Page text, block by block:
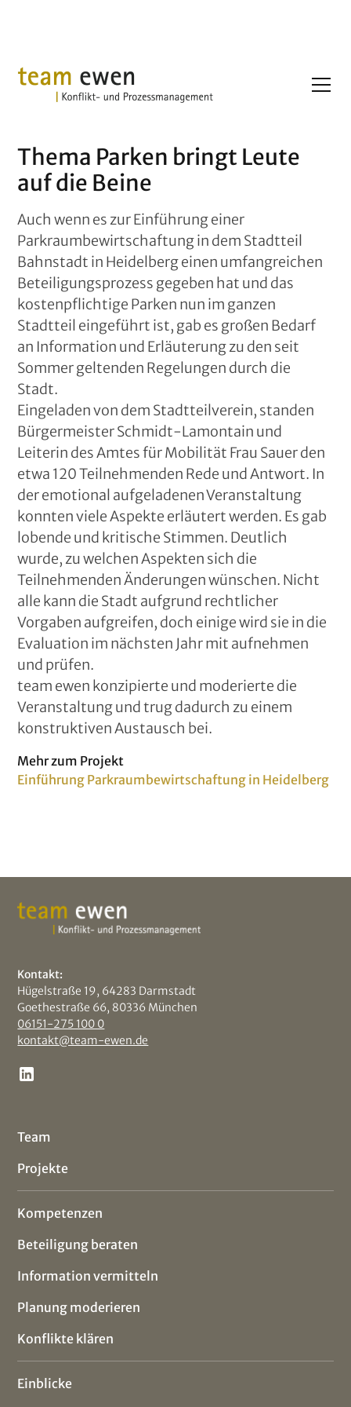
Thema Parken bringt Leute
auf die Beine
Auch wenn es zur Einführung einer
Parkraumbewirtschaftung in dem Stadtteil
Bahnstadt in Heidelberg einen umfangreichen
Beteiligungsprozess gegeben hat und das
kostenpflichtige Parken nun im ganzen
Stadtteil eingeführt ist, gab es großen Bedarf
an Information und Erläuterung zu den seit
Sommer geltenden Regelungen durch die
Stadt.
Eingeladen von dem Stadtteilverein, standen
Bürgermeister Schmidt-Lamontain und
Leiterin des Amtes für Mobilität Frau Sauer den
etwa 120 Teilnehmenden Rede und Antwort. In
der emotional aufgeladenen Veranstaltung
konnten viele Aspekte erläutert werden. Es gab
lobende und kritische Stimmen. Deutlich
wurde, zu welchen Aspekten sich die
Teilnehmenden Änderungen wünschen. Nicht
alle kann die Stadt aufgrund rechtlicher
Vorgaben aufgreifen, doch einige wird sie in die
Evaluation im nächsten Jahr mit aufnehmen
und prüfen.
team ewen konzipierte und moderierte die
Veranstaltung und trug dadurch zu einem
konstruktiven Austausch bei.
Mehr zum Projekt
Einführung Parkraumbewirtschaftung in Heidelberg
Kontakt:
Hügelstraße 19, 64283 Darmstadt
Goethestraße 66, 80336 München
06151-275 100 0
kontakt@team-ewen.de
Team
Projekte
Kompetenzen
Beteiligung beraten
Information vermitteln
Planung moderieren
Konflikte klären
Einblicke